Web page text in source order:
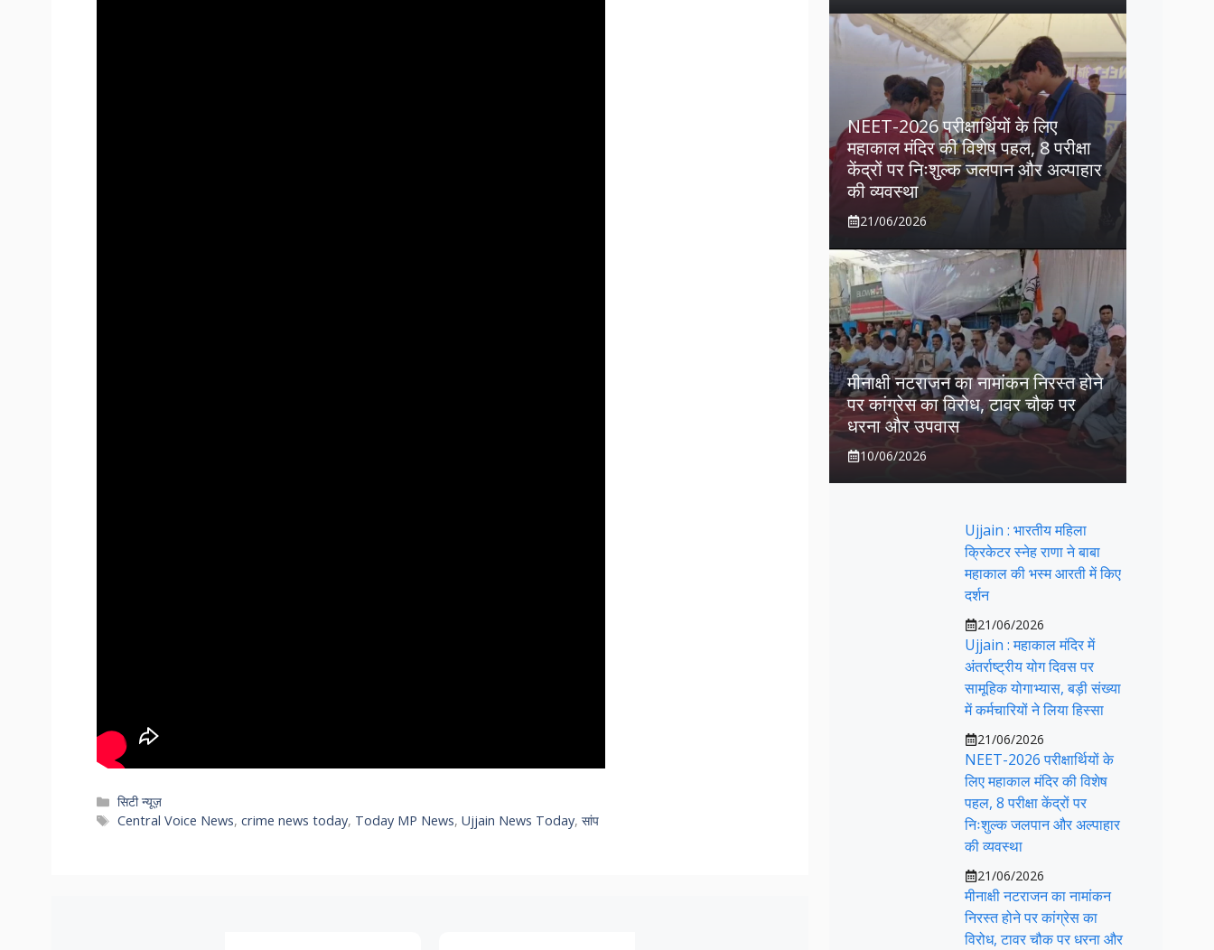
Categories
सिटी न्यूज़
Tags
Central Voice News,crime news today, Today MP News,Ujjain News Today,सांप
NEET-2026 परीक्षार्थियों के लिए
महाकाल मंदिर की विशेष पहल, 8 परीक्षा
केंद्रों पर निःशुल्क जलपान और अल्पाहार
की व्यवस्था
21/06/2026
मीनाक्षी नटराजन का नामांकन निरस्त होने
पर कांग्रेस का विरोध, टावर चौक पर
धरना और उपवास
10/06/2026
Ujjain : भारतीय महिला
क्रिकेटर स्नेह राणा ने बाबा
महाकाल की भस्म आरती में किए
दर्शन
21/06/2026
Ujjain : महाकाल मंदिर में
अंतर्राष्ट्रीय योग दिवस पर
सामूहिक योगाभ्यास, बड़ी संख्या
में कर्मचारियों ने लिया हिस्सा
21/06/2026
NEET-2026 परीक्षार्थियों के
लिए महाकाल मंदिर की विशेष
पहल, 8 परीक्षा केंद्रों पर
निःशुल्क जलपान और अल्पाहार
की व्यवस्था
21/06/2026
मीनाक्षी नटराजन का नामांकन
निरस्त होने पर कांग्रेस का
विरोध, टावर चौक पर धरना और